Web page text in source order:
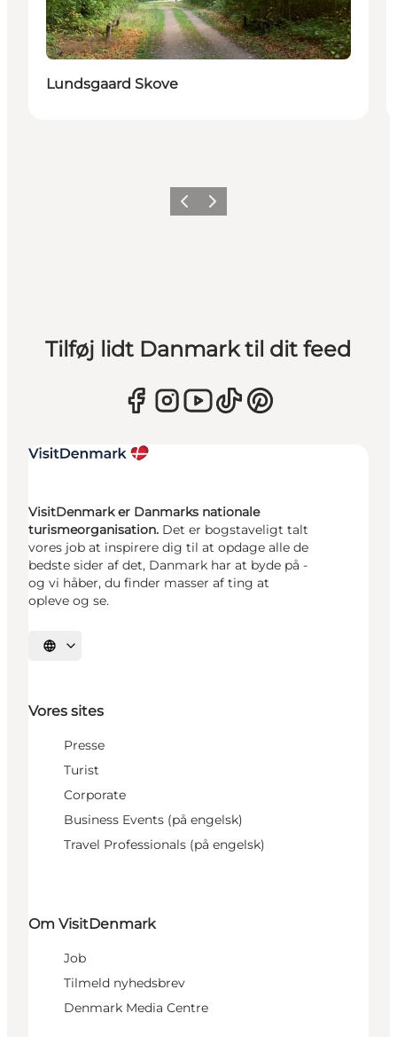
Lundsgaard Skove
ForrigeNæste
Tilføj lidt Danmark til dit feed
VisitDenmark er Danmarks nationale
turismeorganisation. Det er bogstaveligt talt
vores job at inspirere dig til at opdage alle de
bedste sider af det, Danmark har at byde på -
og vi håber, du finder masser af ting at
opleve og se.
Vælg sprog
Vores sites
Presse
Turist
Corporate
Business Events (på engelsk)
Travel Professionals (på engelsk)
Om VisitDenmark
Job
Tilmeld nyhedsbrev
Denmark Media Centre